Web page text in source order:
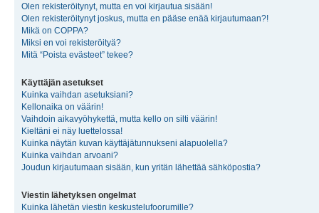
Olen rekisteröitynyt, mutta en voi kirjautua sisään!
Olen rekisteröitynyt joskus, mutta en pääse enää kirjautumaan?!
Mikä on COPPA?
Miksi en voi rekisteröityä?
Mitä “Poista evästeet” tekee?
Käyttäjän asetukset
Kuinka vaihdan asetuksiani?
Kellonaika on väärin!
Vaihdoin aikavyöhykettä, mutta kello on silti väärin!
Kieltäni ei näy luettelossa!
Kuinka näytän kuvan käyttäjätunnukseni alapuolella?
Kuinka vaihdan arvoani?
Joudun kirjautumaan sisään, kun yritän lähettää sähköpostia?
Viestin lähetyksen ongelmat
Kuinka lähetän viestin keskustelufoorumille?